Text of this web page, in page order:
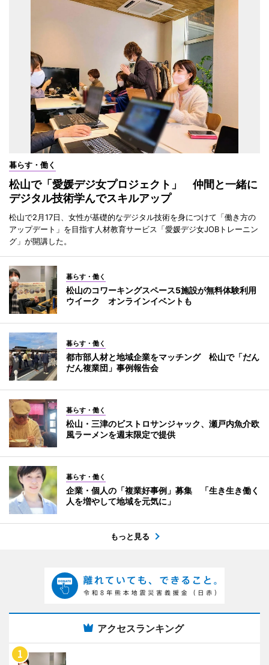
暮らす・働く
松山で「愛媛デジ女プロジェクト」 仲間と一緒に
デジタル技術学んでスキルアップ
松山で2月17日、女性が基礎的なデジタル技術を身につけて「働き方の
アップデート」を目指す人材教育サービス「愛媛デジ女JOBトレーニン
グ」が開講した。
暮らす・働く
松山のコワーキングスペース5施設が無料体験利用
ウイーク オンラインイベントも
暮らす・働く
都市部人材と地域企業をマッチング 松山で「だん
だん複業団」事例報告会
暮らす・働く
松山・三津のビストロサンジャック、瀬戸内魚介欧
風ラーメンを週末限定で提供
暮らす・働く
企業・個人の「複業好事例」募集 「生き生き働く
人を増やして地域を元気に」
もっと見る
アクセスランキング